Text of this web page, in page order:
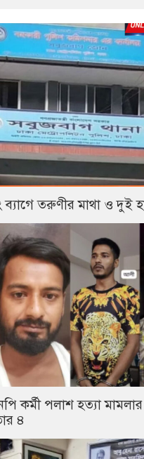
তরুণীর মাথা ও দুই
কর্মী পলাশ হত্যা
৪